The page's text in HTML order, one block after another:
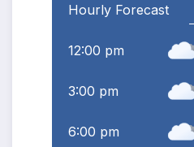
Hourly Forecast
12:00 pm
3:00 pm
6:00 pm